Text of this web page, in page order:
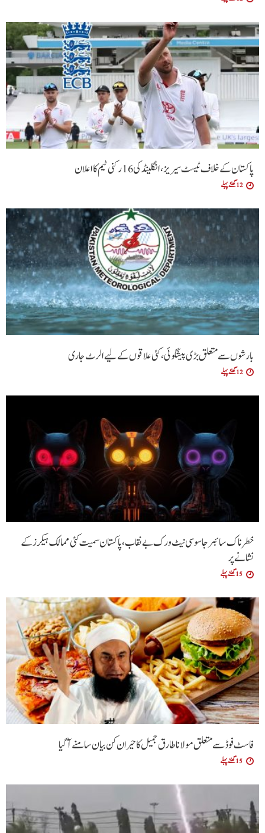
پاکستان کے خلاف ٹیسٹ سیریز، انگلینڈ کی 16 رکنی ٹیم کا اعلان
12 گھنٹے پہلے
بارشوں سے متعلق بڑی پیشگوئی، کئی علاقوں کے لیے الرٹ جاری
12 گھنٹے پہلے
خطرناک سائبر جاسوسی نیٹ ورک بے نقاب، پاکستان سمیت کئی ممالک ہیکرز کے
نشانے پر
15 گھنٹے پہلے
فاسٹ فوڈ سے متعلق مولانا طارق جمیل کا حیران کن بیان سامنے آگیا
15 گھنٹے پہلے